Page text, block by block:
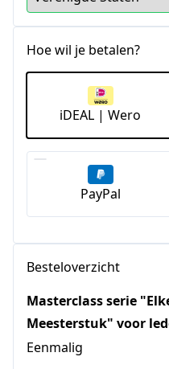
Hoe wil je betalen?
iDEAL | Wero
PayPal
Besteloverzicht
Masterclass serie
Meesterstuk" voor
Eenmalig